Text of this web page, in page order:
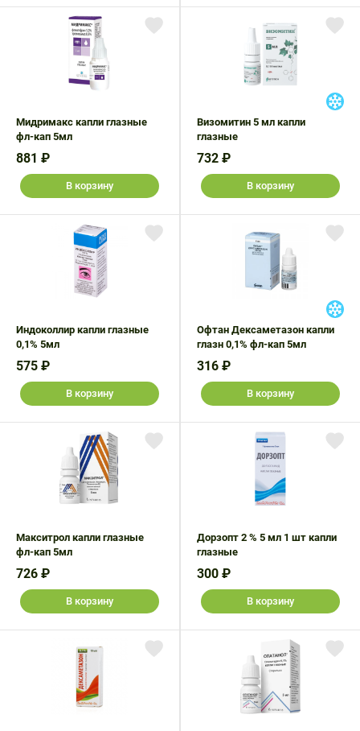
Мидримакс капли глазные
фл-кап 5мл
881 ₽
В корзину
Визомитин 5 мл капли
глазные
732 ₽
В корзину
Индоколлир капли глазные
0,1% 5мл
575 ₽
В корзину
Офтан Дексаметазон капли
глазн 0,1% фл-кап 5мл
316 ₽
В корзину
Макситрол капли глазные
фл-кап 5мл
726 ₽
В корзину
Дорзопт 2 % 5 мл 1 шт капли
глазные
300 ₽
В корзину